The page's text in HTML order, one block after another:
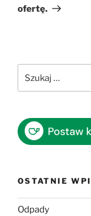
ofertę.
OSTATNIE
Odpady